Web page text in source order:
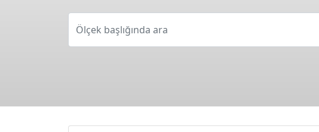
Ölçek başlığında ara